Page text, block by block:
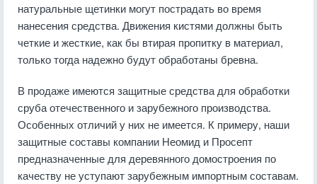
натуральные щетинки могут пострадать во время
нанесения средства. Движения кистями должны быть
четкие и жесткие, как бы втирая пропитку в материал,
только тогда надежно будут обработаны бревна.
В продаже имеются защитные средства для обработки
сруба отечественного и зарубежного производства.
Особенных отличий у них не имеется. К примеру, наши
защитные составы компании Неомид и Просепт
предназначенные для деревянного домостроения по
качеству не уступают зарубежным импортным составам.